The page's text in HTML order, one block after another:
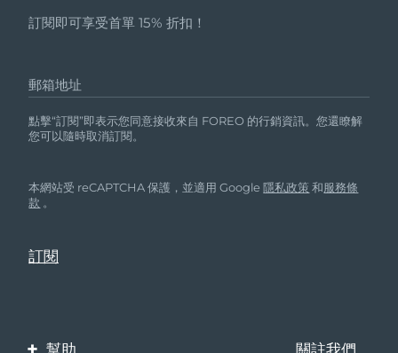
訂閱即可享受首單 15% 折扣！
郵箱地址
點擊“訂閱”即表示您同意接收來自 FOREO 的行銷資訊。您還瞭解
您可以隨時取消訂閱。
本網站受 reCAPTCHA 保護，並適用 Google隱私政策 和服務條
款 。
幫助 關註我們